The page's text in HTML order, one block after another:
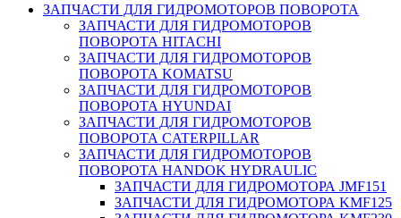
ЗАПЧАСТИ ДЛЯ ГИДРОМОТОРОВ ПОВОРОТА
ЗАПЧАСТИ ДЛЯ ГИДРОМОТОРОВ
ПОВОРОТА HITACHI
ЗАПЧАСТИ ДЛЯ ГИДРОМОТОРОВ
ПОВОРОТА KOMATSU
ЗАПЧАСТИ ДЛЯ ГИДРОМОТОРОВ
ПОВОРОТА HYUNDAI
ЗАПЧАСТИ ДЛЯ ГИДРОМОТОРОВ
ПОВОРОТА CATERPILLAR
ЗАПЧАСТИ ДЛЯ ГИДРОМОТОРОВ
ПОВОРОТА HANDOK HYDRAULIC
ЗАПЧАСТИ ДЛЯ ГИДРОМОТОРА JMF151
ЗАПЧАСТИ ДЛЯ ГИДРОМОТОРА KMF125